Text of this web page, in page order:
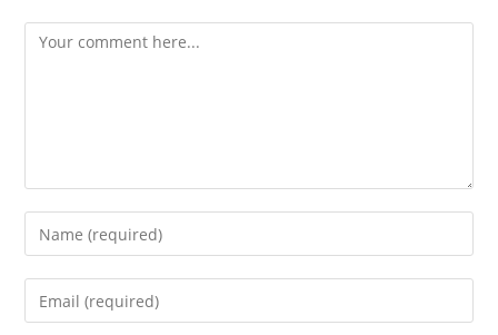
Comment
Enter
your
name
Enter
your